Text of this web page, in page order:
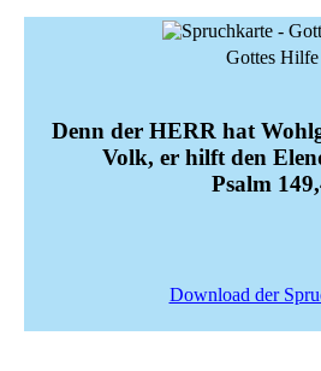
Gottes Hilfe
Denn der HERR hat
Volk, er hilft den
Psalm
Download der